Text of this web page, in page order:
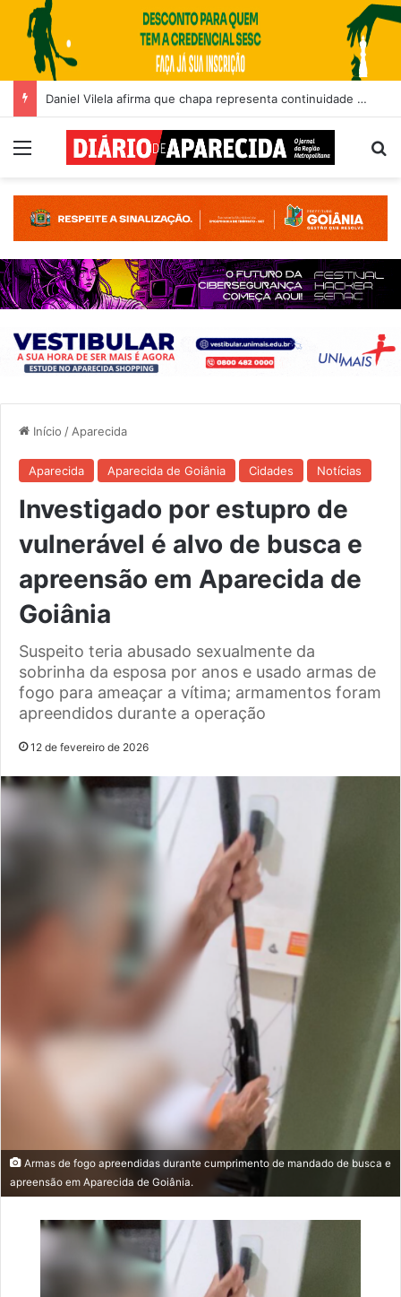
Daniel Vilela afirma que chapa representa continuidade do projeto que transformou Goiás
Menu
Início / Aparecida
Aparecida Aparecida de Goiânia Cidades Notícias
Investigado por estupro de
vulnerável é alvo de busca e
apreensão em Aparecida de
Goiânia
Suspeito teria abusado sexualmente da
sobrinha da esposa por anos e usado armas de
fogo para ameaçar a vítima; armamentos foram
apreendidos durante a operação
12 de fevereiro de 2026
Armas de fogo apreendidas durante cumprimento de mandado de busca e
apreensão em Aparecida de Goiânia.